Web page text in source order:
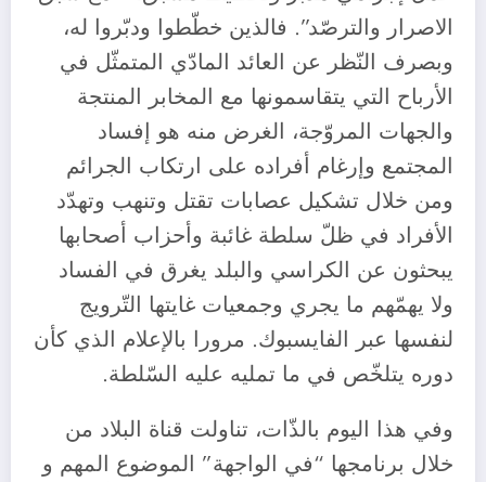
الاصرار والترصّد”. فالذين خطّطوا ودبّروا له،
وبصرف النّظر عن العائد المادّي المتمثّل في
الأرباح التي يتقاسمونها مع المخابر المنتجة
والجهات المروّجة، الغرض منه هو إفساد
المجتمع وإرغام أفراده على ارتكاب الجرائم
ومن خلال تشكيل عصابات تقتل وتنهب وتهدّد
الأفراد في ظلّ سلطة غائبة وأحزاب أصحابها
يبحثون عن الكراسي والبلد يغرق في الفساد
ولا يهمّهم ما يجري وجمعيات غايتها التّرويج
لنفسها عبر الفايسبوك. مرورا بالإعلام الذي كأن
دوره يتلخّص في ما تمليه عليه السّلطة.
وفي هذا اليوم بالذّات، تناولت قناة البلاد من
خلال برنامجها “في الواجهة” الموضوع المهم و